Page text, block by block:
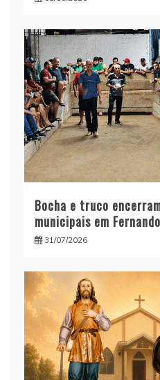
Bocha e truco
municipais em
31/07/2026